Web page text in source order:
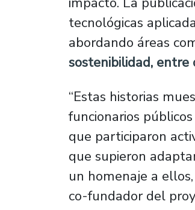
tecnológicas
abordando áreas
sostenibilidad, entre
“Estas historias
funcionarios
que participaron
que supieron
un homenaje a
co-fundador del